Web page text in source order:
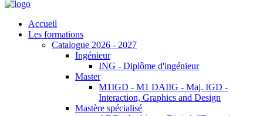
Accueil
Les formations
Catalogue 2026 - 2027
Ingénieur
ING - Diplôme d'ingénieur
Master
M1IGD - M1 DAIIG - Maj. IGD -
Interaction, Graphics and Design
Mastère spécialisé